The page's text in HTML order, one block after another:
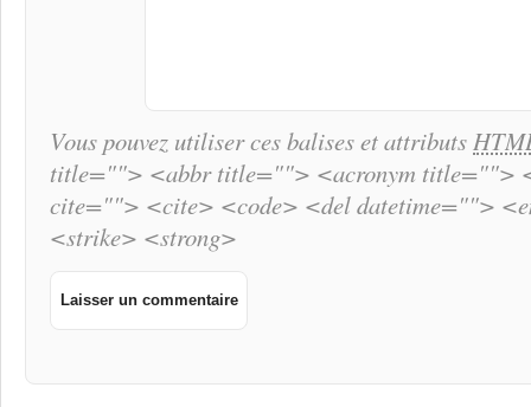
Vous pouvez utiliser ces balises et attributs
title=""> <abbr title=""> <acronym title="">
cite=""> <cite> <code> <del datetime="">
<strike> <strong>